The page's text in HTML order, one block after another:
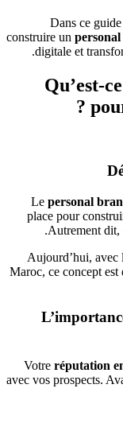
Dans ce
construire un
digitale et
Qu’est-
Le personal
place pour
Autrement dit,
Aujourd’hui, avec
Maroc, ce concept est
Votre réputation
avec vos prospects.